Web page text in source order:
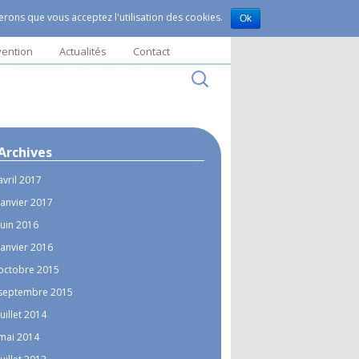
Actualités Contact
Rechercher :
2017
2017
2016
2016
2015
2015
2014
2014
que vous acceptez l'utilisation des cookies. Ok